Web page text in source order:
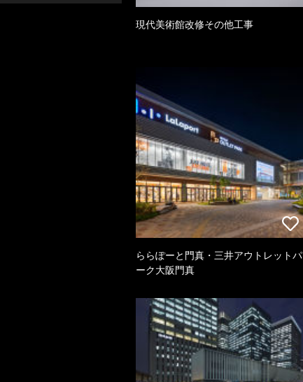
現代美術館改修その他工事
ららぽーと門真・三井アウトレットパ
ーク大阪門真